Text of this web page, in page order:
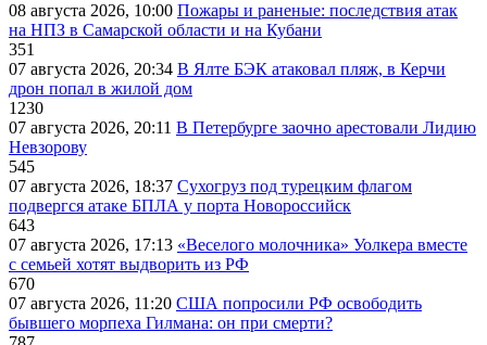
08 августа 2026, 10:00 Пожары и раненые: последствия атак
на НПЗ в Самарской области и на Кубани
351
07 августа 2026, 20:34 В Ялте БЭК атаковал пляж, в Керчи
дрон попал в жилой дом
1230
07 августа 2026, 20:11 В Петербурге заочно арестовали Лидию
Невзорову
545
07 августа 2026, 18:37 Сухогруз под турецким флагом
подвергся атаке БПЛА у порта Новороссийск
643
07 августа 2026, 17:13 «Веселого молочника» Уолкера вместе
с семьей хотят выдворить из РФ
670
07 августа 2026, 11:20 США попросили РФ освободить
бывшего морпеха Гилмана: он при смерти?